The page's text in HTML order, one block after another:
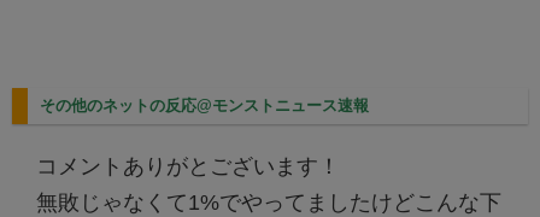
その他のネットの反応@モンストニュース速報
コメントありがとございます！
無敗じゃなくて1%でやってましたけどこんな下